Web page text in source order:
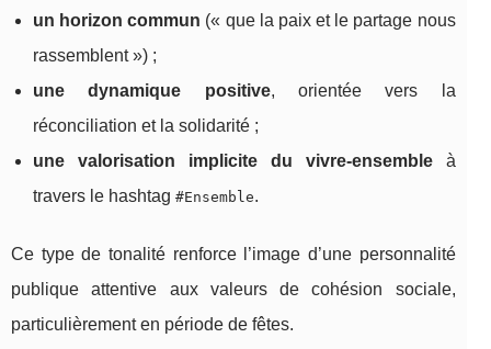
un horizon commun (« que la paix et le partage nous
rassemblent ») ;
une dynamique positive, orientée vers la
réconciliation et la solidarité ;
une valorisation implicite du vivre-ensembleà
travers le hashtag #Ensemble.
Ce type de tonalité renforce l’image d’une personnalité
publique attentive aux valeurs de cohésion sociale,
particulièrement en période de fêtes.